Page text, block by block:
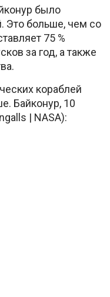
было
Это больше, чем со
75 %
за год, а также
кораблей
Байконур, 10
| NASA):